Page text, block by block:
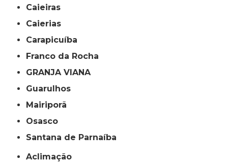
Caieiras
Caierias
Carapicuíba
Franco da Rocha
GRANJA VIANA
Guarulhos
Mairiporã
Osasco
Santana de Parnaíba
Aclimação